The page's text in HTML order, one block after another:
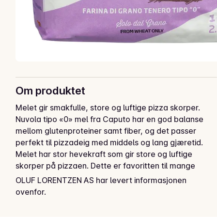
Om produktet
Melet gir smakfulle, store og luftige pizza skorper.
Nuvola tipo «0» mel fra Caputo har en god balanse
mellom glutenproteiner samt fiber, og det passer
perfekt til pizzadeig med middels og lang gjæretid.
Melet har stor hevekraft som gir store og luftige
skorper på pizzaen. Dette er favoritten til mange
italienske pizzakokker. Anbefalt heving av deig: 3
timer hviletid i romtemperatur og mellom 36 og 48
OLUF LORENTZEN AS har levert informasjonen
ovenfor.